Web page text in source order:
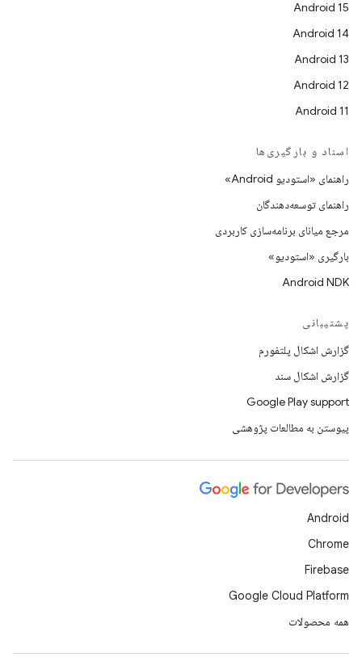
Android 15
Android 14
Android 13
Android 12
Android 11
اسناد و بارگیری‌ها
راهنمای «استودیو Android»
راهنمای توسعه‌دهندگان
مرجع میانای برنامه‌سازی کاربردی
بارگیری «استودیو»
Android NDK
پشتیبانی
گزارش اشکال پلتفورم
گزارش اشکال سند
Google Play support
پیوستن به مطالعات پژوهشی
Android
Chrome
Firebase
Google Cloud Platform
همه محصولات